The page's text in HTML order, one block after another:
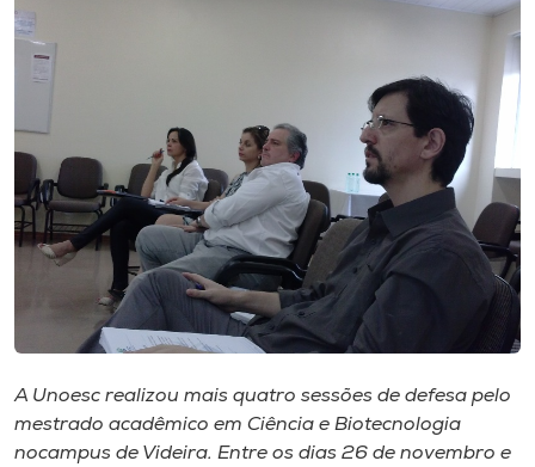
Editora
Museu
Unoesc
Selecione
o idioma
A Unoesc realizou mais quatro sessões de defesa pelo
mestrado acadêmico em Ciência e Biotecnologia
nocampus de Videira. Entre os dias 26 de novembro e